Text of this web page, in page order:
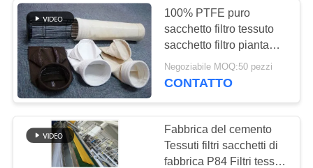
GIRO
DELLA
FABBRICA
CONTROLLO
DI
QUALITÀ
100% PTFE puro
sacchetto filtro tessuto
sacchetto filtro pianta
1000mm~8000mm
lunghezza
Negoziabile MOQ:50 pezzi
CONTATTO
Fabbrica del cemento
Tessuti filtri sacchetti di
fabbrica P84 Filtri tessuti